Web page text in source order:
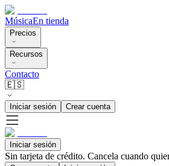
MúsicaEn tienda
Precios
Recursos
Contacto
🇪🇸
Iniciar sesión Crear cuenta
Iniciar sesión
Sin tarjeta de crédito. Cancela cuando